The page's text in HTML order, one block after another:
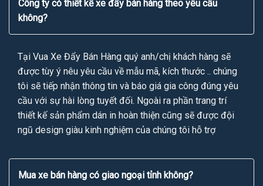
Công ty có thiết kế xe đẩy bán hàng theo yêu cầu
không?
Tại Vua Xe Đẩy Bán Hàng quý anh/chị khách hàng sẽ
được tùy ý nêu yêu cầu về mẫu mã, kích thước .. chúng
tôi sẽ tiếp nhận thông tin và báo giá gia công đúng yêu
cầu với sự hài lòng tuyết đối. Ngoài ra phần trang trí
thiết kế sản phẩm dán in hoàn thiện cũng sẽ được đội
ngũ design giàu kinh nghiệm của chúng tôi hỗ trợ
Mua xe bán hàng có giao ngoại tỉnh không?